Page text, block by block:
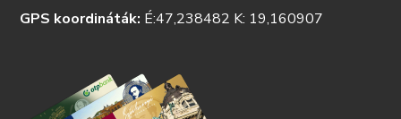
GPS koordináták: É:47,238482 K: 19,160907